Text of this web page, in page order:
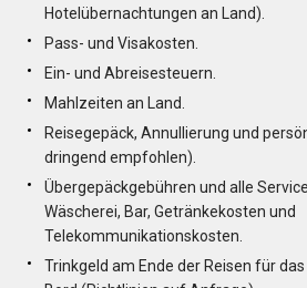
Hotelübernachtungen an Land).
Pass- und Visakosten.
Ein- und Abreisesteuern.
Mahlzeiten an Land.
Reisegepäck, Annullierung und
dringend empfohlen).
Übergepäckgebühren und alle
Wäscherei, Bar, Getränkekosten und
Telekommunikationskosten.
Trinkgeld am Ende der Reisen für